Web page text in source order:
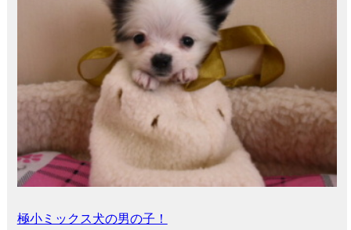
極小ミックス犬の男の子！